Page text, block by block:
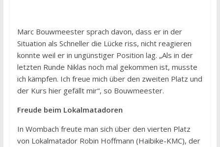
Marc Bouwmeester sprach davon, dass er in der
Situation als Schneller die Lücke riss, nicht reagieren
konnte weil er in ungünstiger Position lag. „Als in der
letzten Runde Niklas noch mal gekommen ist, musste
ich kämpfen. Ich freue mich über den zweiten Platz und
der Kurs hier gefällt mir“, so Bouwmeester.
Freude beim Lokalmatadoren
In Wombach freute man sich über den vierten Platz
von Lokalmatador Robin Hoffmann (Haibike-KMC), der